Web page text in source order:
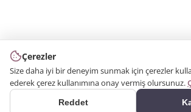
Çerezler
Size daha iyi bir deneyim sunmak için çerezler
ederek çerez kullanımına onay vermiş olursunuz.
Reddet